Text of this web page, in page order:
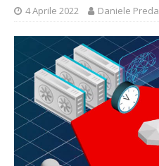
4 Aprile 2022 Daniele Preda